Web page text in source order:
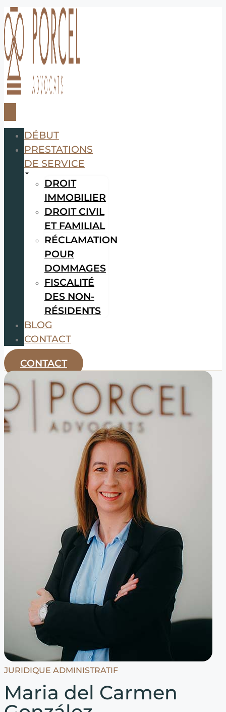
DÉBUT
PRESTATIONS
DE SERVICE
DROIT
IMMOBILIER
DROIT CIVIL
ET FAMILIAL
RÉCLAMATION
POUR
DOMMAGES
FISCALITÉ
DES NON-
RÉSIDENTS
BLOG
CONTACT
CONTACT
JURIDIQUE ADMINISTRATIF
Maria del Carmen